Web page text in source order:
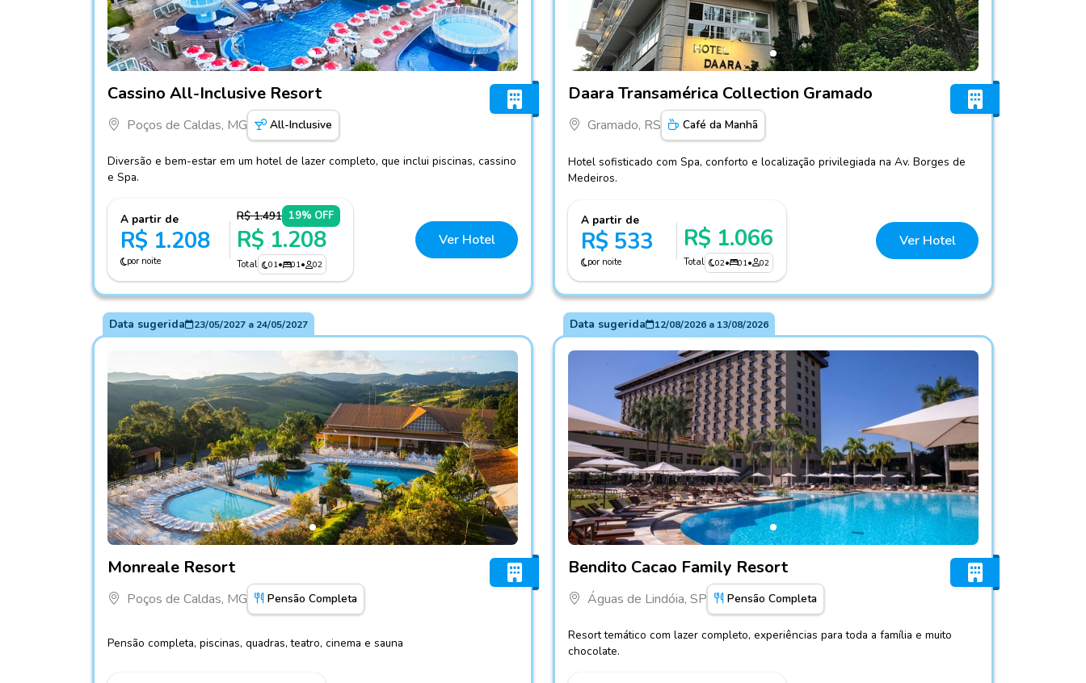
Cassino All-Inclusive Resort
Poços de Caldas, MG All-Inclusive
Diversão e bem-estar em um hotel de lazer completo, que inclui piscinas, cassino
e Spa.
A partir de
R$ 1.208
por noite
R$ 1.491 19% OFF
R$ 1.208
Total 01• 01• 02
Ver Hotel
Daara Transamérica Collection Gramado
Gramado, RS Café da Manhã
Hotel sofisticado com Spa, conforto e localização privilegiada na Av. Borges de
Medeiros.
A partir de
R$ 533
por noite
R$ 1.066
Total 02• 01• 02
Ver Hotel
Data sugerida 23/05/2027a 24/05/2027
Monreale Resort
Poços de Caldas, MG Pensão Completa
Pensão completa, piscinas, quadras, teatro, cinema e sauna
Data sugerida 12/08/2026a 13/08/2026
Bendito Cacao Family Resort
Águas de Lindóia, SP Pensão Completa
Resort temático com lazer completo, experiências para toda a família e muito
chocolate.